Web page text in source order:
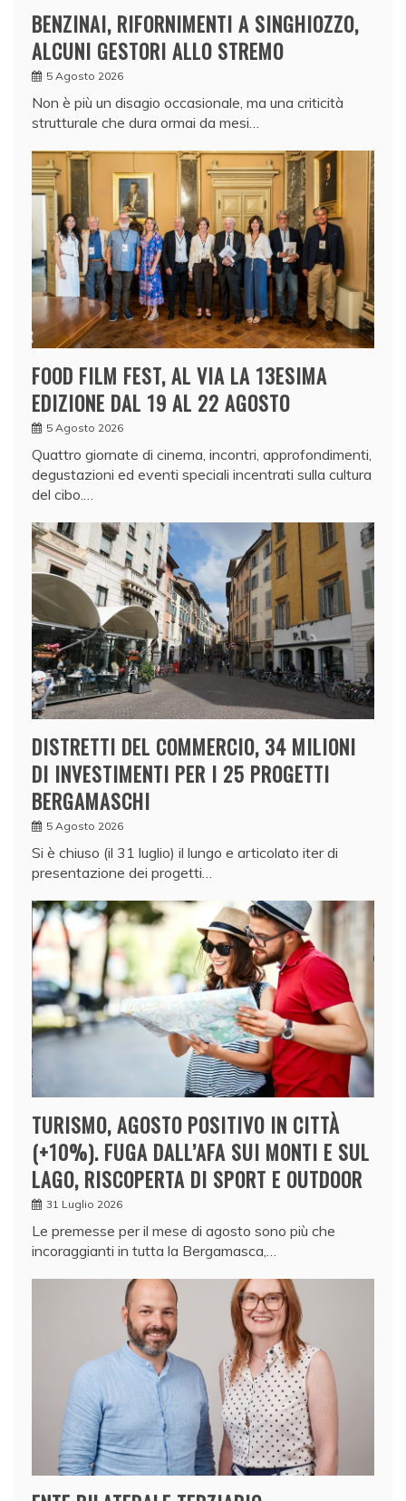
BENZINAI, RIFORNIMENTI A SINGHIOZZO,
ALCUNI GESTORI ALLO STREMO
5 Agosto 2026
Non è più un disagio occasionale, ma una criticità
strutturale che dura ormai da mesi…
FOOD FILM FEST, AL VIA LA 13ESIMA
EDIZIONE DAL 19 AL 22 AGOSTO
5 Agosto 2026
Quattro giornate di cinema, incontri, approfondimenti,
degustazioni ed eventi speciali incentrati sulla cultura
del cibo.…
DISTRETTI DEL COMMERCIO, 34 MILIONI
DI INVESTIMENTI PER I 25 PROGETTI
BERGAMASCHI
5 Agosto 2026
Si è chiuso (il 31 luglio) il lungo e articolato iter di
presentazione dei progetti…
TURISMO, AGOSTO POSITIVO IN CITTÀ
(+10%). FUGA DALL’AFA SUI MONTI E SUL
LAGO, RISCOPERTA DI SPORT E OUTDOOR
31 Luglio 2026
Le premesse per il mese di agosto sono più che
incoraggianti in tutta la Bergamasca,…